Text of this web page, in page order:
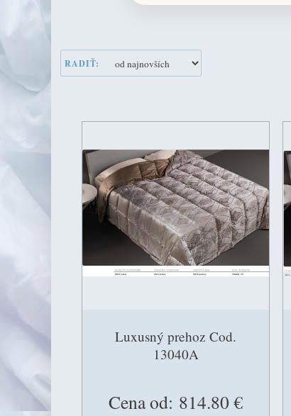
RADIŤ:
Luxusný prehoz Cod.
13040A
Cena od: 814.80 €